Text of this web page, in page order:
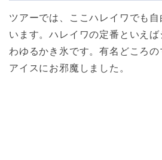
ツアーでは、ここハレイワでも
います。ハレイワの定番といえ
わゆるかき氷です。有名どころ
アイスにお邪魔しました。